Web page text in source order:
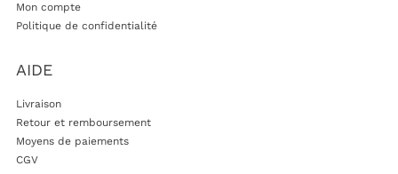
Mon compte
Politique de confidentialité
AIDE
Livraison
Retour et remboursement
Moyens de paiements
CGV